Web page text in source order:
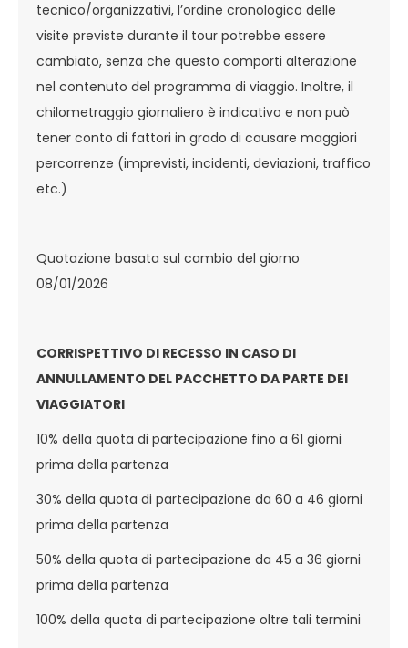
tecnico/organizzativi, l’ordine cronologico delle
visite previste durante il tour potrebbe essere
cambiato, senza che questo comporti alterazione
nel contenuto del programma di viaggio. Inoltre, il
chilometraggio giornaliero è indicativo e non può
tener conto di fattori in grado di causare maggiori
percorrenze (imprevisti, incidenti, deviazioni, traffico
etc.)
Quotazione basata sul cambio del giorno
08/01/2026
CORRISPETTIVO DI RECESSO IN CASO DI
ANNULLAMENTO DEL PACCHETTO DA PARTE DEI
VIAGGIATORI
10% della quota di partecipazione fino a 61 giorni
prima della partenza
30% della quota di partecipazione da 60 a 46 giorni
prima della partenza
50% della quota di partecipazione da 45 a 36 giorni
prima della partenza
100% della quota di partecipazione oltre tali termini